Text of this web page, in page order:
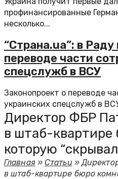
профинансированные
несколько...
“Страна.ua”: в
переводе части
спецслужб в ВСУ
Законопроект о переводе
украинских спецслужб в
Директор ФБР
в штаб-квартире
которую
Главная»Статьи »
в штаб-квартире бюро